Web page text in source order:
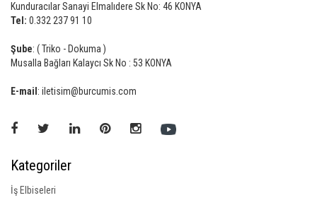
Kunduracılar Sanayi Elmalıdere Sk No: 46 KONYA
Tel: 0.332 237 91 10
Şube: ( Triko - Dokuma )
Musalla Bağları Kalaycı Sk No : 53 KONYA
E-mail : iletisim@burcumis.com
Kategoriler
İş Elbiseleri